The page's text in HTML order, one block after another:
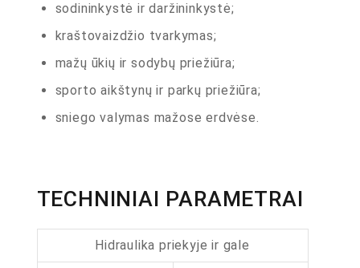
sodininkystė ir daržininkystė;
kraštovaizdžio tvarkymas;
mažų ūkių ir sodybų priežiūra;
sporto aikštynų ir parkų priežiūra;
sniego valymas mažose erdvėse.
TECHNINIAI PARAMETRAI
Hidraulika priekyje ir gale